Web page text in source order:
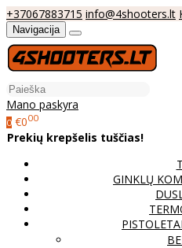
+37067883715 info@4shooters.lt
Navigacija
Mano paskyra
0 €000
Prekių krepšelis tuščias!
GINKLŲ